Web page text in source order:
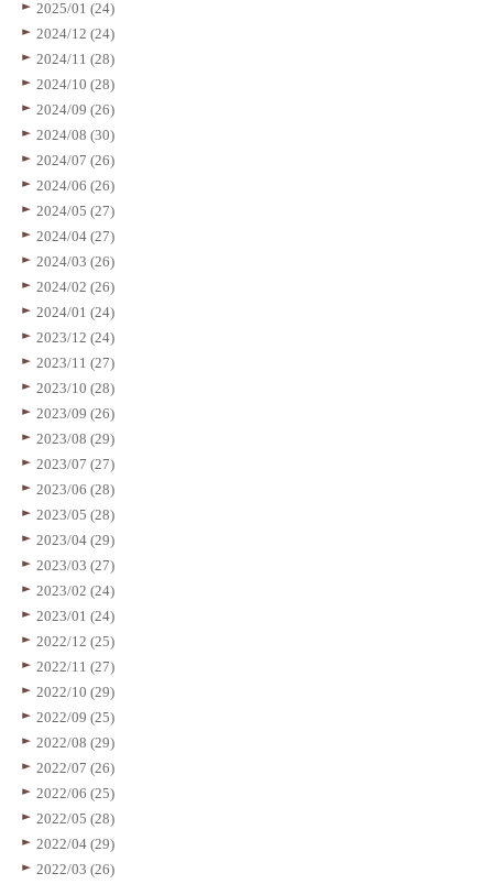
2025/01 (24)
2024/12 (24)
2024/11 (28)
2024/10 (28)
2024/09 (26)
2024/08 (30)
2024/07 (26)
2024/06 (26)
2024/05 (27)
2024/04 (27)
2024/03 (26)
2024/02 (26)
2024/01 (24)
2023/12 (24)
2023/11 (27)
2023/10 (28)
2023/09 (26)
2023/08 (29)
2023/07 (27)
2023/06 (28)
2023/05 (28)
2023/04 (29)
2023/03 (27)
2023/02 (24)
2023/01 (24)
2022/12 (25)
2022/11 (27)
2022/10 (29)
2022/09 (25)
2022/08 (29)
2022/07 (26)
2022/06 (25)
2022/05 (28)
2022/04 (29)
2022/03 (26)